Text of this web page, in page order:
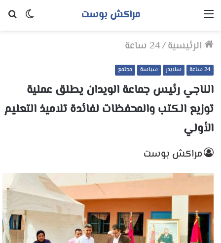
الوضع
مراكش بوست القائمة
الرئيسية/24 ساعة
24 ساعة سلايدر سياسة مجتمع
الناجي رئيس جماعة الويدان يطلق عملية
توزيع الكتب والمحفظات لفائدة تلاميذ التعليم
الأولي
مراكش بوست